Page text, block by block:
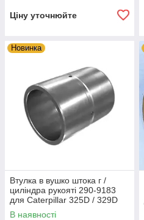
Ціну уточнюйте
Новинка
Втулка в вушко штока г /
циліндра рукояті 290-9183
для Caterpillar 325D / 329D
В наявності